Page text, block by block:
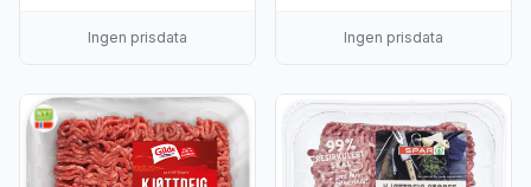
Ingen prisdata Ingen prisdata
Vis flere detaljer for produktet "Kjøttdeig u/Salt&Vann 400g
Vis flere detaljer for